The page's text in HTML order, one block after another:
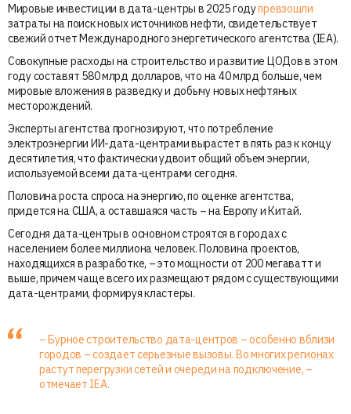
Мировые инвестиции в дата-центры в 2025 годупревзошли
затраты на поиск новых источников нефти, свидетельствует
свежий отчет Международного энергетического агентства (IEA).
Совокупные расходы на строительство и развитие ЦОДов в этом
году составят 580 млрд долларов, что на 40 млрд больше, чем
мировые вложения в разведку и добычу новых нефтяных
месторождений.
Эксперты агентства прогнозируют, что потребление
электроэнергии ИИ-дата-центрами вырастет в пять раз к концу
десятилетия, что фактически удвоит общий объем энергии,
используемой всеми дата-центрами сегодня.
Половина роста спроса на энергию, по оценке агентства,
придется на США, а оставшаяся часть – на Европу и Китай.
Сегодня дата-центры в основном строятся в городах с
населением более миллиона человек. Половина проектов,
находящихся в разработке, – это мощности от 200 мегаватт и
выше, причем чаще всего их размещают рядом с существующими
дата-центрами, формируя кластеры.
– Бурное строительство дата-центров – особенно вблизи
городов – создает серьезные вызовы. Во многих регионах
растут перегрузки сетей и очереди на подключение, –
отмечает IEA.